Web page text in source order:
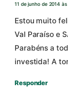
11 de junho de 2014
Estou muito
Val Paraíso e
Parabéns a
investida! A
Responder